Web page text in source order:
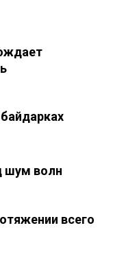
шум волн
всего